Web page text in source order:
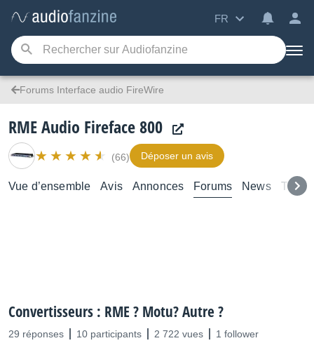
FR
Forums Interface audio FireWire
RME Audio Fireface 800
(66) Déposer un avis
Vue d’ensemble Avis Annonces Forums News
Convertisseurs : RME ? Motu? Autre ?
29 réponses 10 participants 2 722 vues 1 follower